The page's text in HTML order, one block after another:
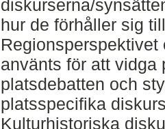
diskurserna/
hur de förhåller sig
använts för att vidga
platsdebatten och
platsspecifika
Kulturhistoriska